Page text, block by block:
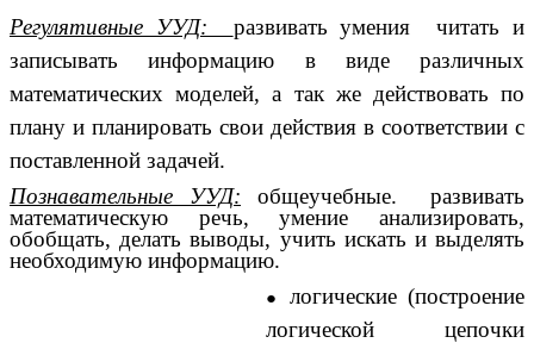
Регулятивные УУД: развивать умения читать и
записывать информацию в виде различных
математических моделей, а так же действовать по
плану и планировать свои действия в соответствии с
поставленной задачей.
Познавательные УУД: общеучебные. развивать
математическую речь, умение анализировать,
обобщать, делать выводы, учить искать и выделять
необходимую информацию.
логические (построение
логической цепочки